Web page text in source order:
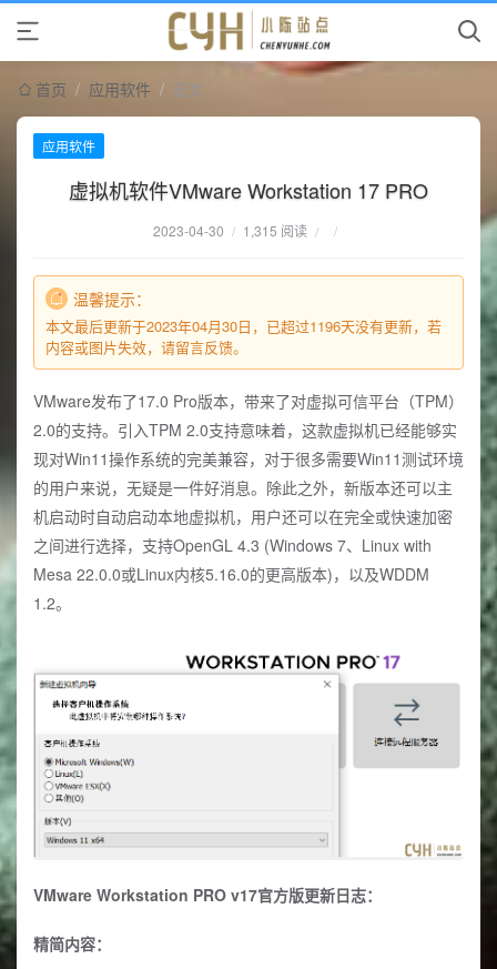
首页 / 应用软件 / 正文
应用软件
虚拟机软件VMware Workstation 17 PRO
2023-04-30 / 1,315 阅读 / /
温馨提示：
本文最后更新于2023年04月30日，已超过1196天没有更新，若
内容或图片失效，请留言反馈。
VMware发布了17.0 Pro版本，带来了对虚拟可信平台（TPM）
2.0的支持。引入TPM 2.0支持意味着，这款虚拟机已经能够实
现对Win11操作系统的完美兼容，对于很多需要Win11测试环境
的用户来说，无疑是一件好消息。除此之外，新版本还可以主
机启动时自动启动本地虚拟机，用户还可以在完全或快速加密
之间进行选择，支持OpenGL 4.3 (Windows 7、Linux with
Mesa 22.0.0或Linux内核5.16.0的更高版本)，以及WDDM
1.2。
VMware Workstation PRO v17官方版更新日志：
精简内容：